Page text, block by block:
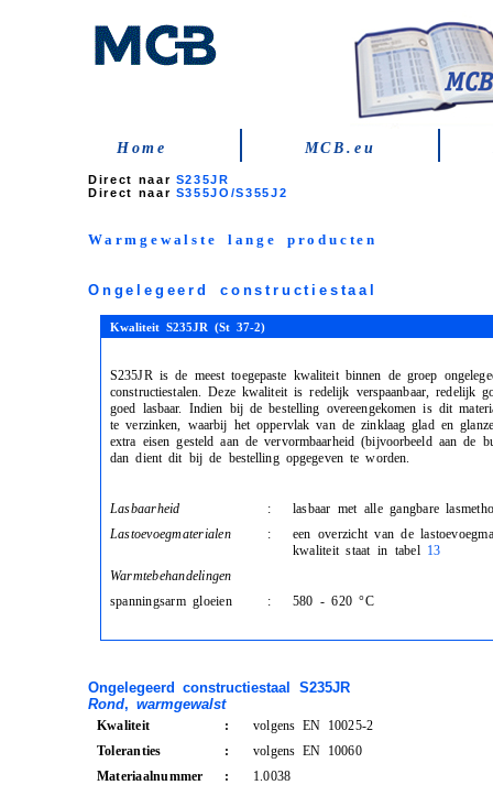
Home MCB.eu
Direct naar S235JR
Direct naar S355JO/S355J2
Warmgewalste lange producten
Ongelegeerd constructiestaal
Kwaliteit S235JR (St 37-2)
S235JR is de meest toegepaste kwaliteit binnen de groep
constructiestalen. Deze kwaliteit is redelijk verspaanbaar, redelijk
goed lasbaar. Indien bij de bestelling overeengekomen is dit
te verzinken, waarbij het oppervlak van de zinklaag glad en
extra eisen gesteld aan de vervormbaarheid (bijvoorbeeld aan de
dan dient dit bij de bestelling opgegeven te worden.
Lasbaarheid :
lasbaar met alle gangbare
Lastoevoegmaterialen
:
een overzicht van de
kwaliteit staat in tabel13
Warmtebehandelingen
spanningsarm gloeien
: 580 - 620 °C
Ongelegeerd constructiestaal S235JR
Rond, warmgewalst
Kwaliteit :
volgens EN 10025-2
Toleranties
:
volgens EN 10060
Materiaalnummer
:
1.0038